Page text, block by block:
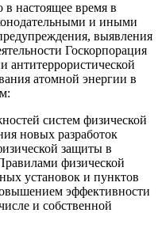
в настоящее время в
и иными
выявления
Госкорпорация
антитеррористической
атомной энергии в
систем физической
новых разработок
защиты в
физической
установок и пунктов
эффективности
и собственной